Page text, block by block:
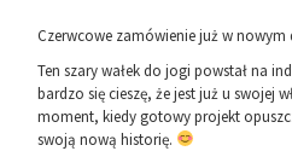
Czerwcowe zamówienie już w nowym
Ten szary wałek do jogi powstał na
bardzo się cieszę, że jest już u swojej
moment, kiedy gotowy projekt
swoją nową historię.